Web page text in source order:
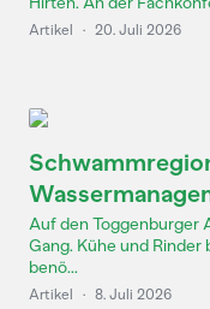
Artikel · 20. Juli 2026
Auf den Toggenburger
Gang. Kühe und
benö...
Artikel · 8. Juli 2026